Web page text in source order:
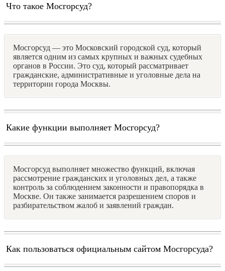
Что такое Мосгорсуд?
Мосгорсуд — это Московский городской суд, который
является одним из самых крупных и важных судебных
органов в России. Это суд, который рассматривает
гражданские, административные и уголовные дела на
территории города Москвы.
Какие функции выполняет Мосгорсуд?
Мосгорсуд выполняет множество функций, включая
рассмотрение гражданских и уголовных дел, а также
контроль за соблюдением законности и правопорядка в
Москве. Он также занимается разрешением споров и
разбирательством жалоб и заявлений граждан.
Как пользоваться официальным сайтом Мосгорсуда?